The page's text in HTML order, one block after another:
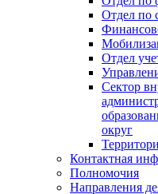
Отдел по
Отдел
Сектор
округ
Контактная
Полномочия
Направления